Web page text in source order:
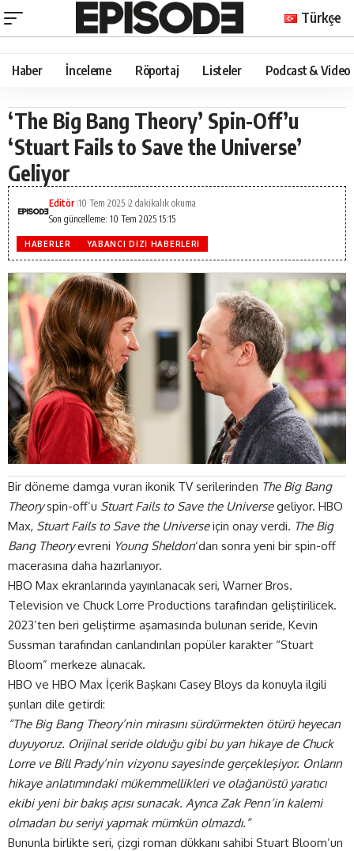
Türkçe
Haber İnceleme Röportaj Listeler Podcast & Video
‘The Big Bang Theory’ Spin-Off’u
‘Stuart Fails to Save the Universe’
Geliyor
Son güncelleme: 10 Tem 2025 15:15
Editör 10 Tem 2025 2 dakikalık okuma
HABERLER YABANCI DIZI HABERLERI
Bir döneme damga vuran ikonik TV serilerinden The Big Bang
Theoryspin-off’u Stuart Fails to Save the Universegeliyor. HBO
Max, Stuart Fails to Save the Universeiçin onay verdi. The Big
Bang Theoryevreni Young Sheldon‘dan sonra yeni bir spin-off
macerasına daha hazırlanıyor.
HBO Max ekranlarında yayınlanacak seri, Warner Bros.
Television ve Chuck Lorre Productions tarafından geliştirilicek.
2023’ten beri geliştirme aşamasında bulunan seride, Kevin
Sussman tarafından canlandırılan popüler karakter “Stuart
Bloom” merkeze alınacak.
HBO ve HBO Max İçerik Başkanı Casey Bloys da konuyla ilgili
şunları dile getirdi:
“The Big Bang Theory’nin mirasını sürdürmekten ötürü heyecan
duyuyoruz. Orijinal seride olduğu gibi bu yan hikaye de Chuck
Lorre ve Bill Prady’nin vizyonu sayesinde gerçekleşiyor. Onların
hikaye anlatımındaki mükemmellikleri ve olağanüstü yaratıcı
ekibi yeni bir bakış açısı sunacak. Ayrıca Zak Penn’in kalemi
olmadan bu seriyi yapmak mümkün olmazdı.”
Bununla birlikte seri, çizgi roman dükkanı sahibi Stuart Bloom’un